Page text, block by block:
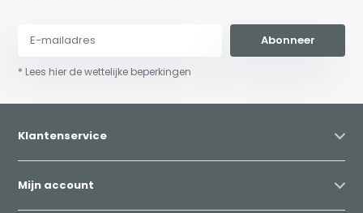
Abonneer
* Lees hier de wettelijke beperkingen
Klantenservice
Mijn account